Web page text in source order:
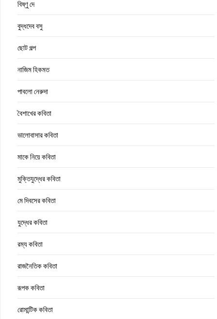
বিষ্ণু দে
বুদ্ধদেব বসু
ছোট গল্প
নাজিম হিকমত
পাবলো নেরুদা
বৈশাখের কবিতা
ভালোবাসার কবিতা
মাকে নিয়ে কবিতা
মুক্তিযুদ্ধের কবিতা
মে দিবসের কবিতা
যুদ্ধের কবিতা
রম্য কবিতা
রাজনৈতিক কবিতা
রূপক কবিতা
রোমান্টিক কবিতা